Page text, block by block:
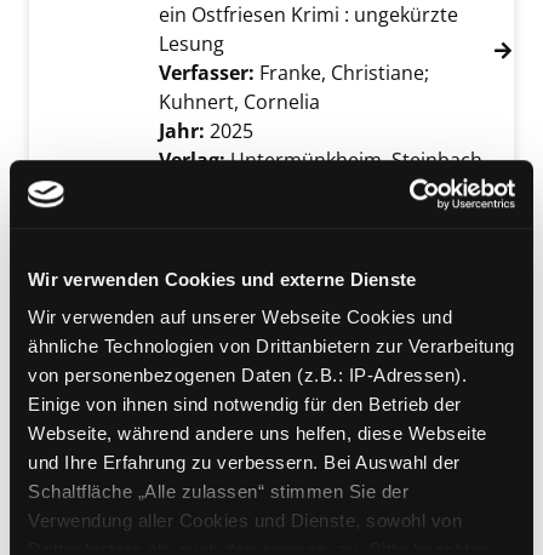
Wir verwenden Cookies und externe Dienste
Wir verwenden auf unserer Webseite Cookies und
ähnliche Technologien von Drittanbietern zur Verarbeitung
von personenbezogenen Daten (z.B.: IP-Adressen).
Einige von ihnen sind notwendig für den Betrieb der
Webseite, während andere uns helfen, diese Webseite
und Ihre Erfahrung zu verbessern. Bei Auswahl der
Schaltfläche „Alle zulassen“ stimmen Sie der
Verwendung aller Cookies und Dienste, sowohl von
ein Ostfriesen Krimi : ungekürzte
Lesung
Verfasser: Franke, Christiane;
Kuhnert, Cornelia
Jahr: 2025
Verlag:Untermünkheim, Steinbach
Exemplar-Details von 19; Hot mess anzeigen
19; Hot mess
Suche nach diesem Verfasser
Jahr:2025Verlag:London, Puffin
Übergeordnetes Werk:Diary of a
wimpy kid
Bandangabe:19
Mediengruppe: Kinderbuch
The improbable tales of
Baskerville Hall